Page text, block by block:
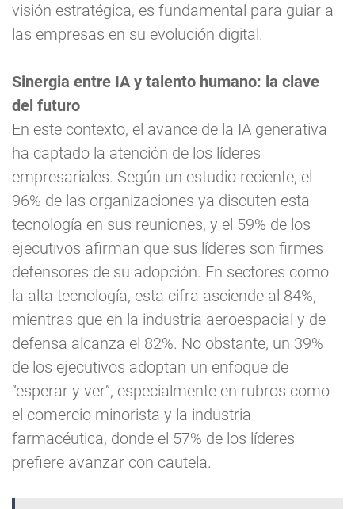
visión estratégica, es fundamental para guiar a
las empresas en su evolución digital.
Sinergia entre IA y talento humano: la clave
del futuro
En este contexto, el avance de la IA generativa
ha captado la atención de los líderes
empresariales. Según un estudio reciente, el
96% de las organizaciones ya discuten esta
tecnología en sus reuniones, y el 59% de los
ejecutivos afirman que sus líderes son firmes
defensores de su adopción. En sectores como
la alta tecnología, esta cifra asciende al 84%,
mientras que en la industria aeroespacial y de
defensa alcanza el 82%. No obstante, un 39%
de los ejecutivos adoptan un enfoque de
“esperar y ver”, especialmente en rubros como
el comercio minorista y la industria
farmacéutica, donde el 57% de los líderes
prefiere avanzar con cautela.